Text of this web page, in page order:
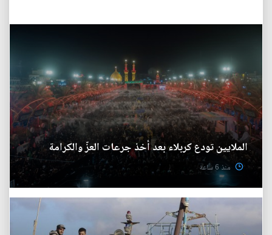
الملايين تودع كربلاء بعد أخذ جرعات العزّ والكرامة
منذ 6 ساعة